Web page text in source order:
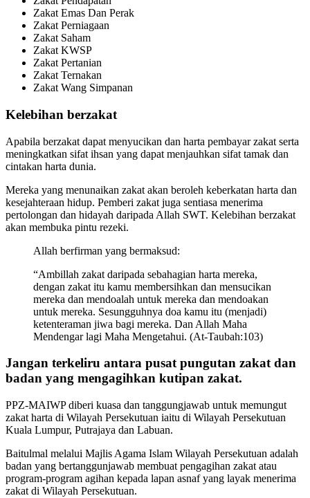
Zakat Emas Dan Perak
Zakat Perniagaan
Zakat Saham
Zakat KWSP
Zakat Pertanian
Zakat Ternakan
Zakat Wang Simpanan
Kelebihan berzakat
Apabila berzakat dapat menyucikan dan harta pembayar zakat serta
meningkatkan sifat ihsan yang dapat menjauhkan sifat tamak dan
cintakan harta dunia.
Mereka yang menunaikan zakat akan beroleh keberkatan harta dan
kesejahteraan hidup. Pemberi zakat juga sentiasa menerima
pertolongan dan hidayah daripada Allah SWT. Kelebihan berzakat
akan membuka pintu rezeki.
Allah berfirman yang bermaksud:
“Ambillah zakat daripada sebahagian harta mereka,
dengan zakat itu kamu membersihkan dan mensucikan
mereka dan mendoalah untuk mereka dan mendoakan
untuk mereka. Sesungguhnya doa kamu itu (menjadi)
ketenteraman jiwa bagi mereka. Dan Allah Maha
Mendengar lagi Maha Mengetahui. (At-Taubah:103)
Jangan terkeliru antara pusat pungutan zakat dan
badan yang mengagihkan kutipan zakat.
PPZ-MAIWP diberi kuasa dan tanggungjawab untuk memungut
zakat harta di Wilayah Persekutuan iaitu di Wilayah Persekutuan
Kuala Lumpur, Putrajaya dan Labuan.
Baitulmal melalui Majlis Agama Islam Wilayah Persekutuan adalah
badan yang bertanggunjawab membuat pengagihan zakat atau
program-program agihan kepada lapan asnaf yang layak menerima
zakat di Wilayah Persekutuan.